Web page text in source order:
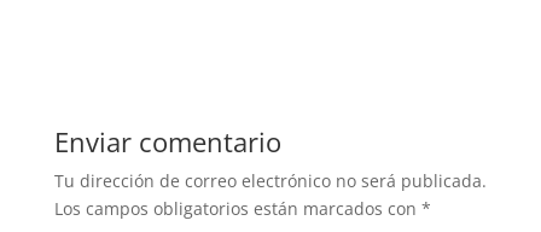
b
o
o
dI
n
ar
tir
Enviar comentario
Tu dirección de correo electrónico no será publicada.
Los campos obligatorios están marcados con *